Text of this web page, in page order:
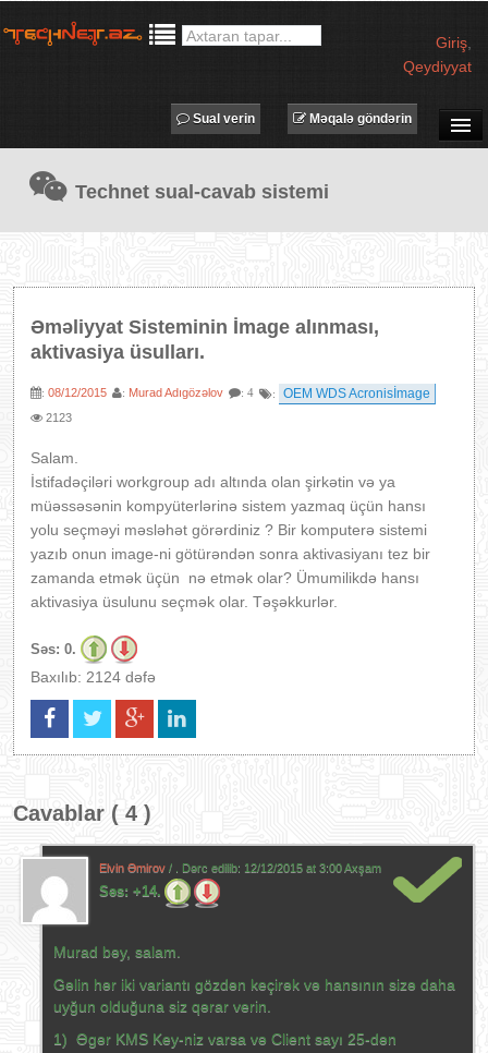
Giriş
Qeydiyyat
TECHNET TV
MƏQALƏLƏR
PROQRAMLAR
IT LÜĞƏT
Məqalə göndərin
Sual verin
Technet sual-cavab sistemi
Əməliyyat Sisteminin İmage alınması,
aktivasiya üsulları.
: 08/12/2015 : Murad Adıgözəlov : 4 : OEM WDS Acronisİmage
2123
Salam.
İstifadəçiləri workgroup adı altında olan şirkətin və ya
müəssəsənin kompyüterlərinə sistem yazmaq üçün hansı
yolu seçməyi məsləhət görərdiniz ? Bir komputerə sistemi
yazıb onun image-ni götürəndən sonra aktivasiyanı tez bir
zamanda etmək üçün nə etmək olar? Ümumilikdə hansı
aktivasiya üsulunu seçmək olar. Təşəkkurlər.
Səs: 0.
Baxılıb: 2124 dəfə
Cavablar ( 4 )
Elvin Əmirov / . Dərc edilib: 12/12/2015 at 3:00 Axşam
Səs: +14.
Murad bəy, salam.
Gəlin hər iki variantı gözdən keçirək və hansının sizə daha
uyğun olduğuna siz qərar verin.
1) Əgər KMS Key-niz varsa və Client sayı 25-dən